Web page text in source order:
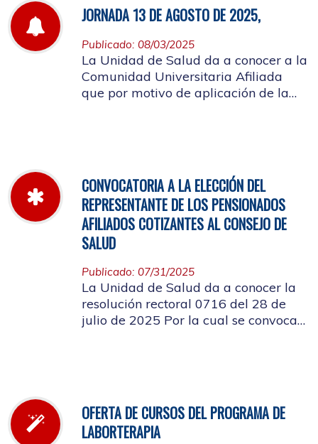
JORNADA 13 DE AGOSTO DE 2025,
Publicado: 08/03/2025
La Unidad de Salud da a conocer a la
Comunidad Universitaria Afiliada
que por motivo de aplicación de la
CONVOCATORIA A LA ELECCIÓN DEL
REPRESENTANTE DE LOS PENSIONADOS
AFILIADOS COTIZANTES AL CONSEJO DE
SALUD
Publicado: 07/31/2025
La Unidad de Salud da a conocer la
resolución rectoral 0716 del 28 de
julio de 2025 Por la cual se convoca
OFERTA DE CURSOS DEL PROGRAMA DE
LABORTERAPIA